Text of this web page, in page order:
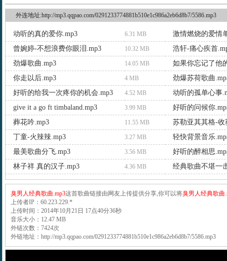
外连地址:http://mp3.qqpao.com/0291233774881b510e1c986a2eb6d8b7/5586.mp3
动听的真的爱你.mp3 6.31 MB
激情燃烧的爱情
曾婉婷-不想浪费你眼泪.mp3
10.32 MB
浩轩-痛心疾首
劲爆歌曲.mp3
14.05 MB
如果你忘记了他
你走以后.mp3
4 MB
劲爆苏荷歌曲
好听的给我一次疼你的机会.mp3
4.52 MB
动听的孤单心事
give it a go ft timbaland.mp3
3.99 MB
好听的问候你
葬花吟.mp3
11.55 MB
苏勒亚其其格-收
丁童-火辣辣.mp3
3.27 MB
轻快背景音乐
最美歌曲分飞.mp3
3.56 MB
好听的醉相思
林子祥 真的汉子.mp3
4.36 MB 经典歌曲不堪一
臭男人经典歌曲.mp3这首歌曲链接由网友上传提供分享,你可以将臭男人经典歌曲
上传者IP：60.223.229.*
上传时间：2014年10月21日 17点40分36秒
音乐大小：12.47 MB
外链次数：7424次
外链地址：http://mp3.qqpao.com/0291233774881b510e1c986a2eb6d8b7/5586.mp3